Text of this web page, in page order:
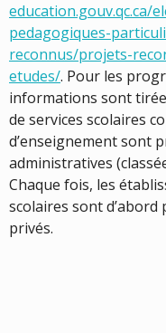
education.gouv.qc.ca/
pedagogiques-
reconnus/projets-
etudes/. Pour les
informations sont
de services scolaires
d’enseignement sont
administratives
Chaque fois, les
scolaires sont
privés.